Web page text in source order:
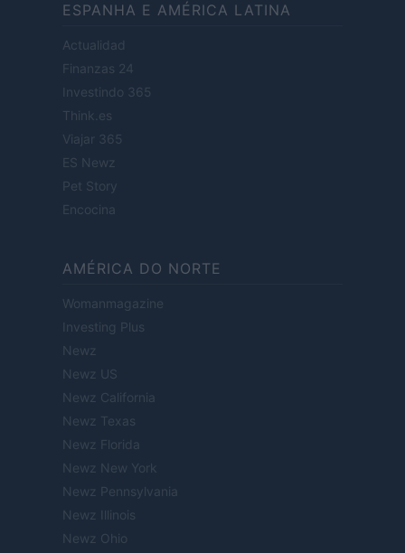
ESPANHA E AMÉRICA LATINA
Actualidad
Finanzas 24
Investindo 365
Think.es
Viajar 365
ES Newz
Pet Story
Encocina
AMÉRICA DO NORTE
Womanmagazine
Investing Plus
Newz
Newz US
Newz California
Newz Texas
Newz Florida
Newz New York
Newz Pennsylvania
Newz Illinois
Newz Ohio